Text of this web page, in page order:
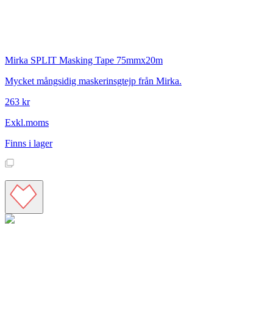
Mirka SPLIT Masking Tape 75mmx20m
Mycket mångsidig maskerinsgtejp från Mirka.
263 kr
Exkl.moms
Finns i lager